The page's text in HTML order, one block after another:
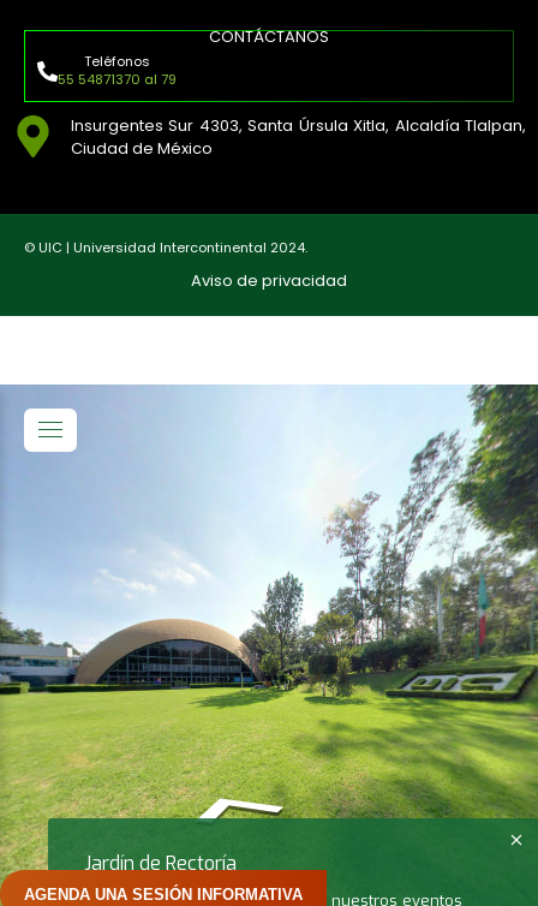
CONTÁCTANOS
Teléfonos
55 54871370 al 79
Insurgentes Sur 4303, Santa Úrsula Xitla, Alcaldía Tlalpan,
Ciudad de México
© UIC | Universidad Intercontinental 2024.
Aviso de privacidad
AGENDA UNA SESIÓN INFORMATIVA